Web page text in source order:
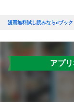
漫画無料試し読みならdブック
アプ